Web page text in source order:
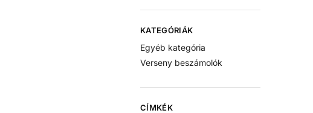
KATEGÓRIÁK
Egyéb kategória
Verseny beszámolók
CÍMKÉK